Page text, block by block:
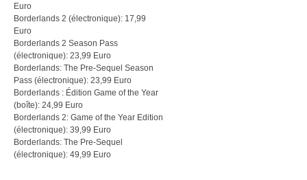
Euro
Borderlands 2 (électronique): 17,99
Euro
Borderlands 2 Season Pass
(électronique): 23,99 Euro
Borderlands: The Pre-Sequel Season
Pass (électronique): 23,99 Euro
Borderlands : Édition Game of the Year
(boîte): 24,99 Euro
Borderlands 2: Game of the Year Edition
(électronique): 39,99 Euro
Borderlands: The Pre-Sequel
(électronique): 49,99 Euro